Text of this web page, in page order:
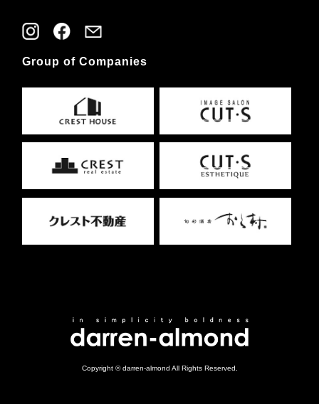
Group of Companies
Copyright © darren-almond All Rights Reserved.